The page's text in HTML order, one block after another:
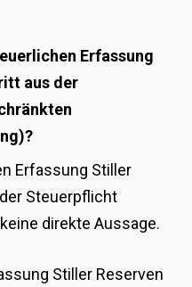
Erfassung
aus der
Erfassung Stiller
Steuerpflicht
direkte Aussage.
Stiller Reserven